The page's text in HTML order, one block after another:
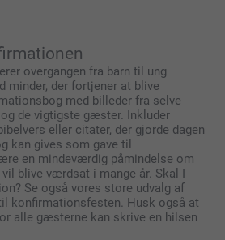
overgangen fra barn til ung
minder, der fortjener at blive
med billeder fra selve
de vigtigste gæster. Inkluder
eller citater, der gjorde dagen
kan gives som gave til
en mindeværdig påmindelse om
blive værdsat i mange år. Skal I
Se også vores store udvalg af
konfirmationsfesten. Husk også at
alle gæsterne kan skrive en hilsen